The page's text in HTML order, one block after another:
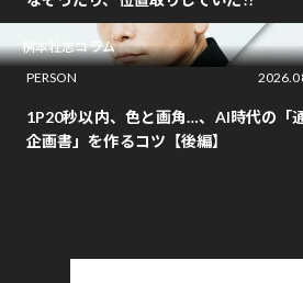
桝本壮志コラム
PERSON
1P20秒以内、色と画角…、AI時代の「
企画書」を作るコツ【後編】